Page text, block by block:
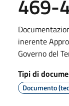
469-
inerente
Governo del
Tipi di
Documento